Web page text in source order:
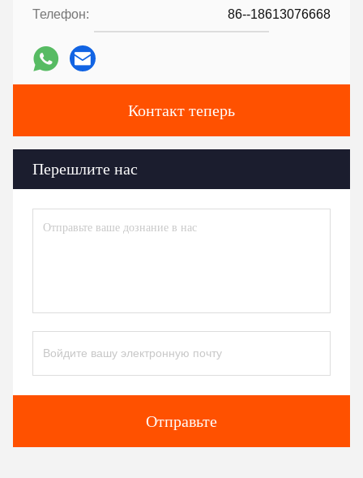
Телефон: 86--18613076668
Контакт теперь
Перешлите нас
Отправьте